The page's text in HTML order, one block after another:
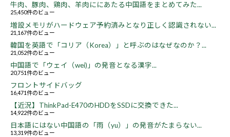
牛肉、豚肉、鶏肉、羊肉ににあたる中国語をまとめてみた...
25,450件のビュー
増設メモリがハードウェア予約済みとなり正しく認識されない...
21,167件のビュー
韓国を英語で「コリア（Korea）」と呼ぶのはなぜなのか？...
21,052件のビュー
中国語で「ウェイ（wei)」の発音となる漢字...
20,751件のビュー
フロントサイドバッグ
16,471件のビュー
【近況】ThinkPad-E470のHDDをSSDに交換できた...
14,922件のビュー
日本語にはない中国語の「雨（yu）」の発音がたまらない...
13,319件のビュー